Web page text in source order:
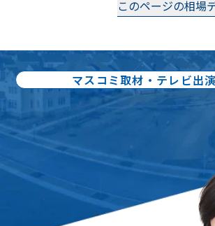
このページの相場
マスコミ取材・テレビ出
出版書籍86冊：累計80万部出
不動産売却の
スペシャリスト